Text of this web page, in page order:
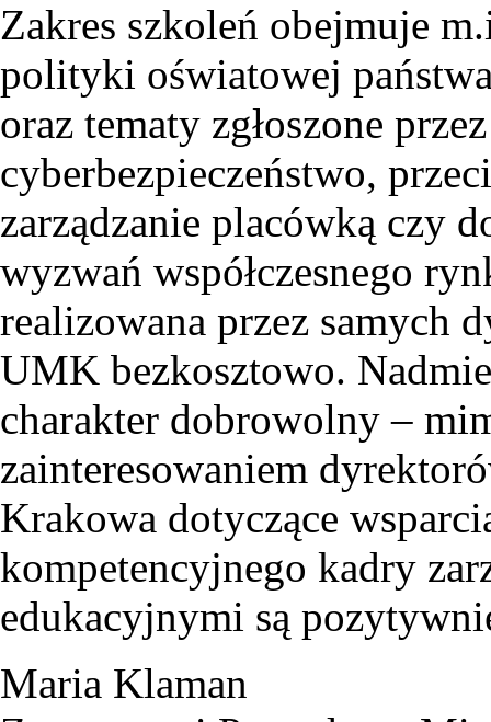
Zakres szkoleń obejmuje
polityki oświatowej
oraz tematy zgłoszone
cyberbezpieczeństwo,
zarządzanie placówką czy
wyzwań współczesnego
realizowana przez samych
UMK bezkosztowo.
charakter dobrowolny –
zainteresowaniem
Krakowa dotyczące
kompetencyjnego kadry
edukacyjnymi są
Maria Klaman